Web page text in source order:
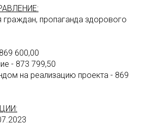
граждан, пропаганда здорового
600,00
- 873 799,50
на реализацию проекта - 869